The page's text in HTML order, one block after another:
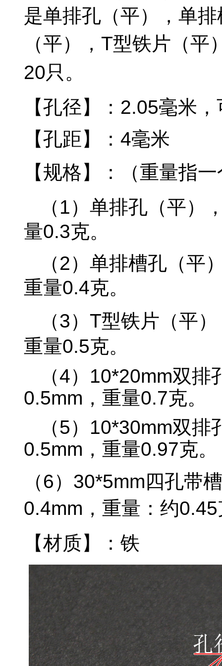
是单排孔（平），单排
（平）
，T型铁片 （
20只。
【孔径】：2.05毫米
【孔距】：4毫米
【规格】：（重量指
（1） 单排孔（平）
量0.3克。
（2）单排槽孔 （平
重量0.4克。
（3） T型铁片 （平
重量0.5克。
（4）10*20mm双排
0.5mm，重量0.7克。
（5）10*30mm双排
0.5mm，重量0.97克。
（6）30*5mm四孔带
0.4mm，重量：约0.45
【材质】：铁